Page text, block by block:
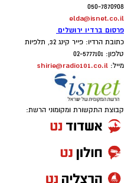
050-7870908
elda@isnet.co.il
פרסום ברדיו ירושלים
כתובת הרדיו: פייר קינג 32, תלפיות
טלפון: 02-5777101
מייל: shirie@radio101.co.il
קבוצת התקשורת ומקומוני הרשת: